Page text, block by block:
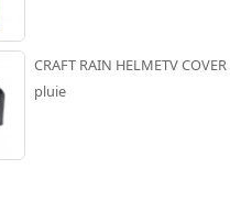
CRAFT RAIN HELMETV
pluie